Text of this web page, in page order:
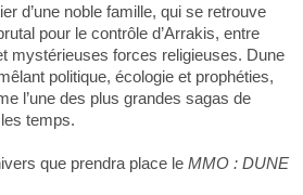
d’une noble famille, qui se retrouve
pour le contrôle d’Arrakis, entre
mystérieuses forces religieuses. Dune
politique, écologie et prophéties,
l’une des plus grandes sagas de
temps.
que prendra place le MMO : DUNE